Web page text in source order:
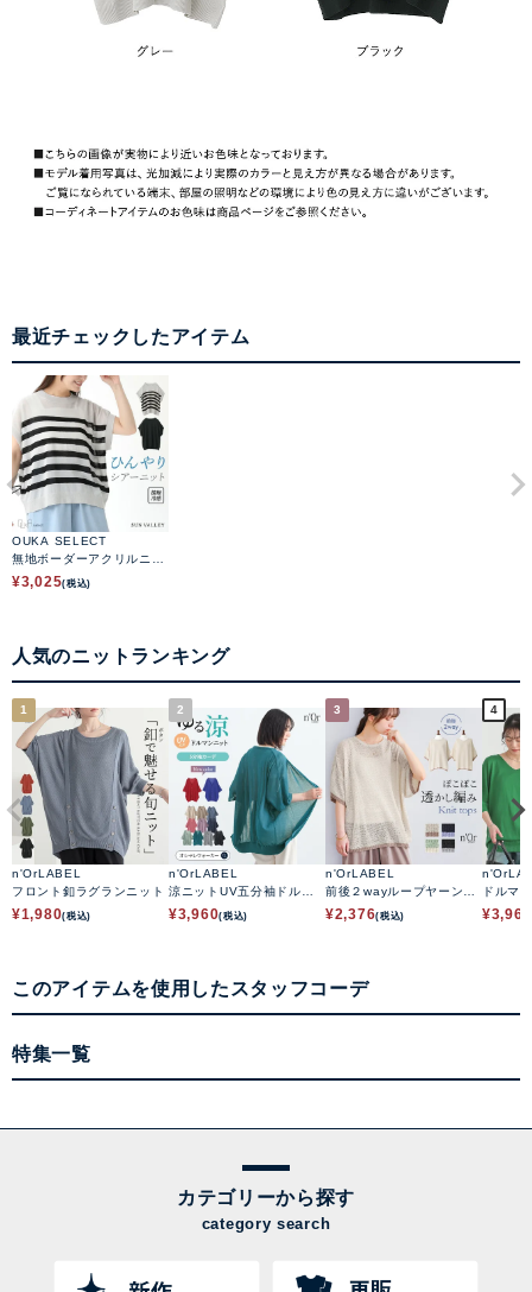
最近チェックしたアイテム
OUKA SELECT
無地ボーダーアクリルニッ
ト
¥3,025(税込)
人気のニットランキング
1
n'OrLABEL
フロント釦ラグランニット
¥1,980(税込)
2
n'OrLABEL
涼ニットUV五分袖ドルマ
ンカーディガン
¥3,960(税込)
3
n'OrLABEL
前後２wayループヤーン配
色ニット
¥2,376(税込)
4
ドルマ
¥3,960
このアイテムを使用したスタッフコーデ
特集一覧
カテゴリーから探す
category search